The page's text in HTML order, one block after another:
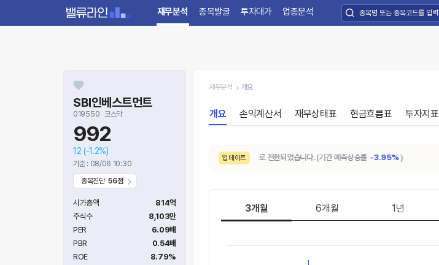
재무분석 종목발굴 투자대가 업종분석
SBI인베스트먼트
019550 코스닥
992
12 (-1.2%)
기준 : 08/06 10:30
종목진단56점
시가총액
814억
주식수
8,103만
PER
6.09배
PBR
0.54배
ROE
8.79%
재무분석 개요
개요 손익계산서 재무상태표 현금흐름표 투자지표
업데이트
8/6. 10일간 AI 주가예측 추세가하락으로 전환되었습니다. (기간 예측상승률-3.95%)
3개월 6개월 1년